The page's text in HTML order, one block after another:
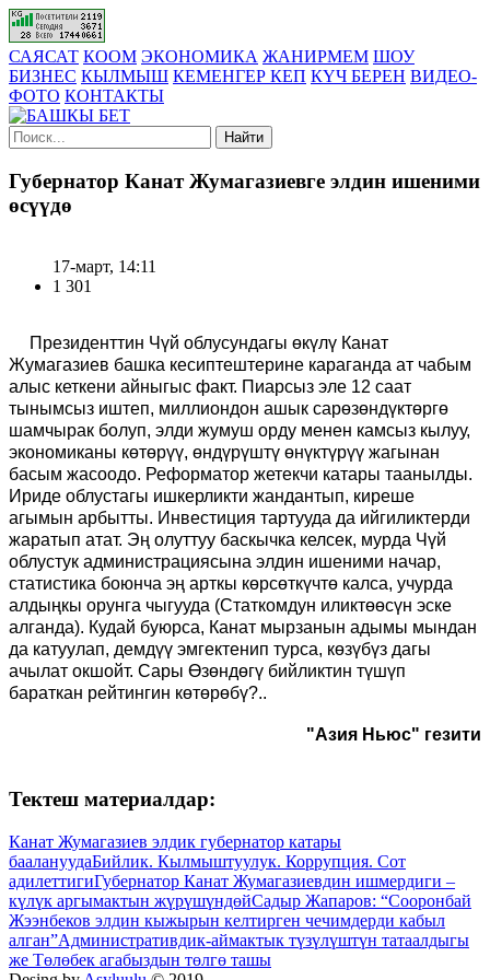
САЯСАТ КООМ ЭКОНОМИКА ЖАНИРМЕМ ШОУ
БИЗНЕС КЫЛМЫШ КЕМЕНГЕР КЕП КҮЧ БЕРЕН ВИДЕО-
ФОТО КОНТАКТЫ
Найти
Губернатор Канат Жумагазиевге элдин ишеними
өсүүдө
17-март, 14:11
1 301
Президенттин Чүй облусундагы өкүлү Канат
Жумагазиев башка кесиптештерине караганда ат чабым
алыс кеткени айныгыс факт. Пиарсыз эле 12 саат
тынымсыз иштеп, миллиондон ашык сарөзөндүктөргө
шамчырак болуп, элди жумуш орду менен камсыз кылуу,
экономиканы көтөрүү, өндүрүштү өнүктүрүү жагынан
басым жасоодо. Реформатор жетекчи катары таанылды.
Ириде облустагы ишкерликти жандантып, киреше
агымын арбытты. Инвестиция тартууда да ийгиликтерди
жаратып атат. Эң олуттуу баскычка келсек, мурда Чүй
облустук администрациясына элдин ишеними начар,
статистика боюнча эң арткы көрсөткүчтө калса, учурда
алдыңкы орунга чыгууда (Статкомдун иликтөөсүн эске
алганда). Кудай буюрса, Канат мырзанын адымы мындан
да катуулап, демдүү эмгектенип турса, көзүбүз дагы
ачылат окшойт. Сары Өзөндөгү бийликтин түшүп
бараткан рейтингин көтөрөбү?..
"Азия Ньюс" гезити
Тектеш материалдар:
Канат Жумагазиев элдик губернатор катары
баалануудаБийлик. Кылмыштуулук. Коррупция. Сот
адилеттигиГубернатор Канат Жумагазиевдин ишмердиги –
күлүк аргымактын жүрүшүндөйСадыр Жапаров: “Сооронбай
Жээнбеков элдин кыжырын келтирген чечимдерди кабыл
алган”Административдик-аймактык түзүлүштүн татаалдыгы
же Төлөбек агабыздын төлгө ташы